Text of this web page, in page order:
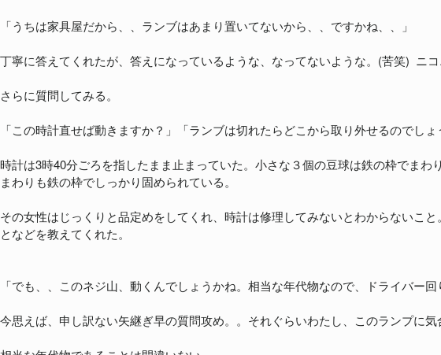
「うちは家具屋だから、、ランブはあまり置いてないから、、ですかね、、」
丁寧に答えてくれたが、答えになっているような、なってないような。(苦笑) ニ
さらに質問してみる。
「この時計直せば動きますか？」「ランブは切れたらどこから取り外せるのでしょ
時計は3時40分ごろを指したまま止まっていた。小さな３個の豆球は鉄の枠でま
まわりも鉄の枠でしっかり固められている。
その女性はじっくりと品定めをしてくれ、時計は修理してみないとわからないこ
となどを教えてくれた。
「でも、、このネジ山、動くんでしょうかね。相当な年代物なので、ドライバー回
今思えば、申し訳ない矢継ぎ早の質問攻め。。それぐらいわたし、このランプに